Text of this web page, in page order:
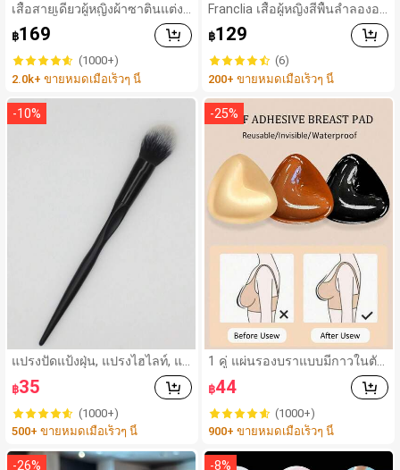
เสื้อสายเดี่ยวผู้หญิงผ้าซาตินแต่งลู
กไม้ - เสื้อสายเดี่ยวฤดูร้อนสีขากี
มีรอยผ่าด้านข้างที่น่าดึงดูด ลำล
องสีดำ สำหรับเธอ
฿169
(1000+)
2.0k+ ขายหมดเมื่อเร็วๆ นี้
Franclia เสื้อผู้หญิงสีพื้นลำลองอเ
นกประสงค์สำหรับใส่ประจำวัน
฿129
(6)
200+ ขายหมดเมื่อเร็วๆ นี้
-10%
แปรงปัดแป้งฝุ่น, แปรงไฮไลท์, แป
รงเปลวไฟ, แปรงแต่งหน้าด้ามจับ
รูปทรงพิเศษ, แปรงรองพื้น, แปรง
คอนซีลเลอร์, แปรงปัดแก้ม, แปร
งคอนทัวร์, แปรงปัดแก้ม, แปรงบ
รอนเซอร์, แปรงปัดแป้ง, แปรงรอ
฿35
(1000+)
500+ ขายหมดเมื่อเร็วๆ นี้
-25%
1 คู่ แผ่นรองบราแบบมีกาวในตัว
ระบายอากาศได้ดีสองด้าน ดีไซน์
สามเหลี่ยมดันทรงหนาขึ้น ใช้ซ้ำ
ได้ ใส่ในบิกินี่แบบมองไม่เห็น เหม
าะสำหรับใส่ว่ายน้ำ
฿44
(1000+)
900+ ขายหมดเมื่อเร็วๆ นี้
-26% -8%